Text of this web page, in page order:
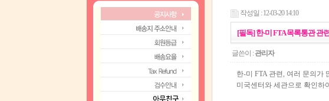
작성일 : 12-03-20 14:10
[필독] 한-미 FTA 목록통관 관
글쓴이 : 관리자
한-미 FTA 관련, 여러 문의가
미국센터와 세관으로 확인하